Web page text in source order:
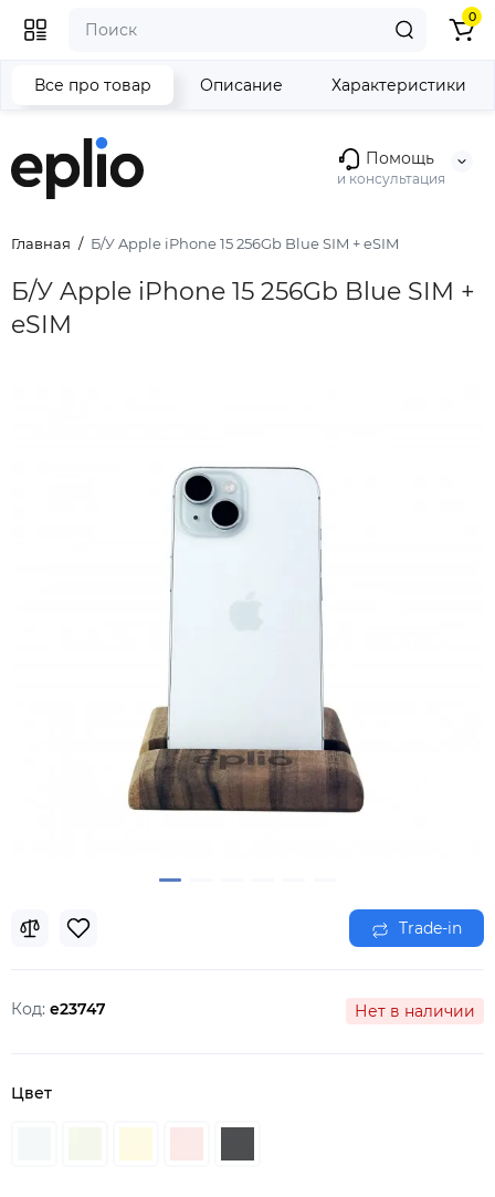
Помощь
и консультация
0
Главная Б/У Apple iPhone 15 256Gb Blue SIM + eSIM
Б/У Apple iPhone 15 256Gb Blue SIM +
eSIM
Все про товар Описание Характеристики
Trade-in
Код: e23747 Нет в наличии
Цвет